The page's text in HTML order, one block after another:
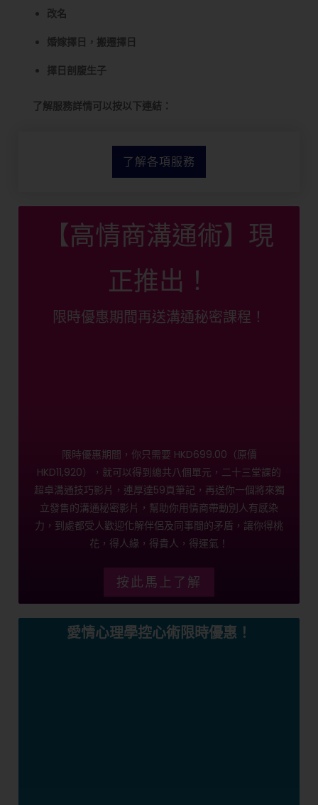
改名
婚嫁擇日，搬遷擇日
擇日剖腹生子
了解服務詳情可以按以下連結：
了解各項服務
【高情商溝通術】現
正推出！
限時優惠期間再送溝通秘密課程！
限時優惠期間，你只需要 HKD699.00（原價
HKD11,920），就可以得到總共八個單元，二十三堂課的
超卓溝通技巧影片，連厚達59頁筆記，再送你一個將來獨
立發售的溝通秘密影片，幫助你用情商帶動別人有感染
力，到處都受人歡迎化解伴侶及同事間的矛盾，讓你得桃
花，得人緣，得貴人，得運氣！
按此馬上了解
愛情心理學控心術限時優惠！